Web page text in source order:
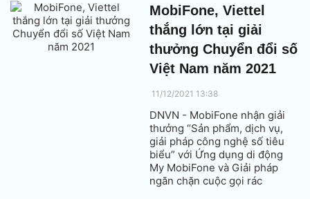
MobiFone, Viettel
thắng lớn tại giải
thưởng Chuyển đổi số
Việt Nam năm 2021
11/12/2021 13:38
DNVN - MobiFone nhận giải
thưởng “Sản phẩm, dịch vụ,
giải pháp công nghệ số tiêu
biểu” với Ứng dụng di động
My MobiFone và Giải pháp
ngăn chặn cuộc gọi rác